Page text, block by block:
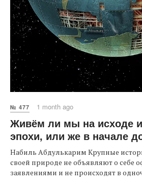
№ 477 1 month ago
Живём ли мы на исходе
эпохи, или же в начале
Набиль Абдулькарим Крупные
своей природе не объявляют о себе
заявлениями и не происходят в